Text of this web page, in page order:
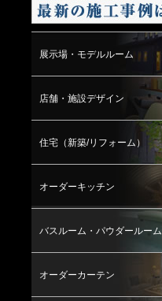
展示場・モデルルーム
店舗・施設デザイン
住宅（新築/リフォーム）
オーダーキッチン
バスルーム・パウダールーム
オーダーカーテン